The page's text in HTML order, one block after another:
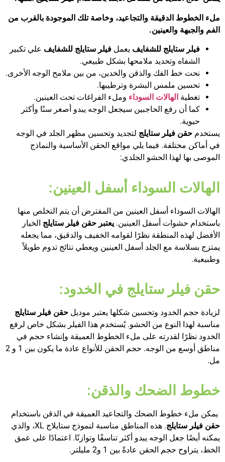
ملء الخطوط الدقيقة والتجاعيد، وخاصة تلك الموجودة بالقرب من
الفم والجبهة والعينين.
فيلر ستايلج للشفايف يعمل فيلر ستايلج للشفايف علي تكبير
الشفاه وتحديد ملامحها بشكل طبيعي.
نحت خط الفك والذقن والخدين، من بين ملامح الوجه الأخرى.
تحسين ملمس البشرة وترطيبها.
تغطية الهالات السوداء وملء الفراغات تحت العينين.
كما أن رفع الحاجبين سيجعل الوجه يبدو أصغر سنًا وأكثر
حيوية.
يستخدم حقن فيلر ستايلج لتجديد وتحسين مظهر الجلد في الوجه
في أماكن مختلفة. فيما يلي مواقع الحقن الأساسية والنماذج
الموصى بها لهذا الحشو الجلدي:
الهالات السوداء أسفل العينين:
الهالات السوداء أسفل العينين من المفترض أن يتم التخلص منها
باستخدام حشوات أسفل العينين. يعتبر حقن فيلر ستايلج الخيار
الأفضل لهذه المنطقة نظرًا لقوامه الخفيف والدقيق، مما يجعله
يمتزج بسلاسة مع الجلد أسفل العينين ويعطي نتائج تدوم طويلاً
وطبيعية.
حقن فيلر ستايلج في الخدود:
لزيادة حجم الخدود وتحسين شكلها يعتبر موديل حقن فيلر ستايلج
مناسبة لهذا النوع من الحشو. يُستخدم هذا الفيلر بشكل خاص لرفع
الخدود نظرًا لقدرته على ملء الخطوط العميقة وإنشاء حجم في
مناطق أوسع من الوجه. حجم الحقن للأنواع عادة ما يكون بين 1 و 2
مل.
خطوط الضحك والذقن:
يمكن ملء خطوط الضحك والتجاعيد العميقة في الذقن باستخدام
حقن فيلر ستايلج
. هذه المناطق مناسبة لنموذج ستايلاج XL، والذي
يمكنه أيضًا جعل الوجه يبدو أكثر تناسقًا وتوازنًا. اعتمادًا على عمق
الخط، يتراوح حجم الحقن عادةً بين 1 و2 مليلتر.